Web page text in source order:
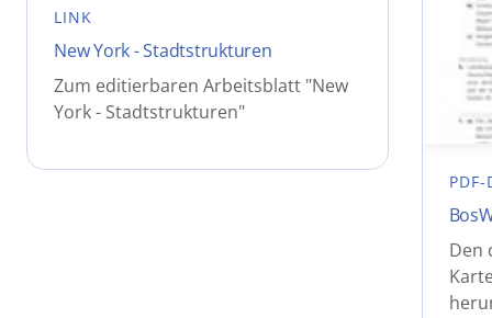
LINK
New York - Stadtstrukturen
Zum editierbaren Arbeitsblatt "New
York - Stadtstrukturen"
PDF-
Den